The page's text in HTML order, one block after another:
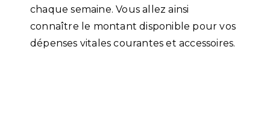
chaque semaine. Vous allez ainsi
connaître le montant disponible pour vos
dépenses vitales courantes et accessoires.